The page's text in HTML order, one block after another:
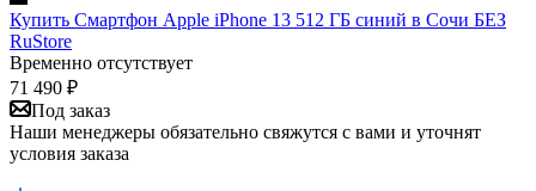
Купить Смартфон Apple iPhone 13 512 ГБ синий в Сочи БЕЗ
RuStore
Временно отсутствует
71 490 ₽
Под заказ
Наши менеджеры обязательно свяжутся с вами и уточнят
условия заказа